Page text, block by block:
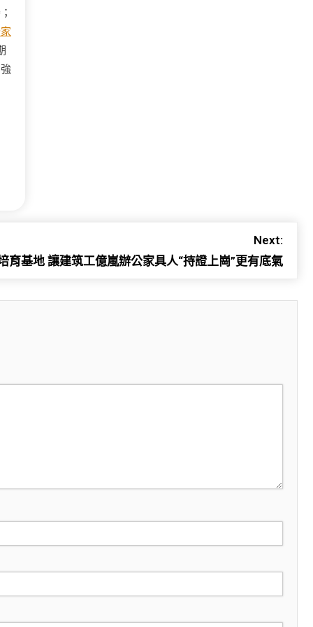
Next:
育基地 讓建筑工億嵐辦公家具人“持證上崗”更有底氣